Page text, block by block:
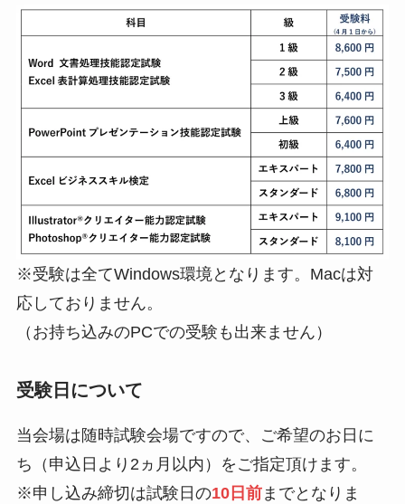
※受験は全てWindows環境となります。Macは対
応しておりません。
（お持ち込みのPCでの受験も出来ません）
受験日について
当会場は随時試験会場ですので、ご希望のお日に
ち（申込日より2ヵ月以内）をご指定頂けます。
※申し込み締切は試験日の10日前までとなりま